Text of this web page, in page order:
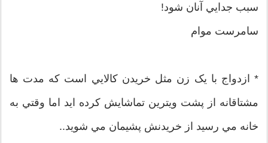
سبب جدايي آنان شود!
سامرست موام
* ازدواج با يک زن مثل خريدن کالايي است که مدت ها
مشتاقانه از پشت ويترين تماشايش کرده ايد اما وقتي به
خانه مي رسيد از خريدنش پشيمان مي شويد..